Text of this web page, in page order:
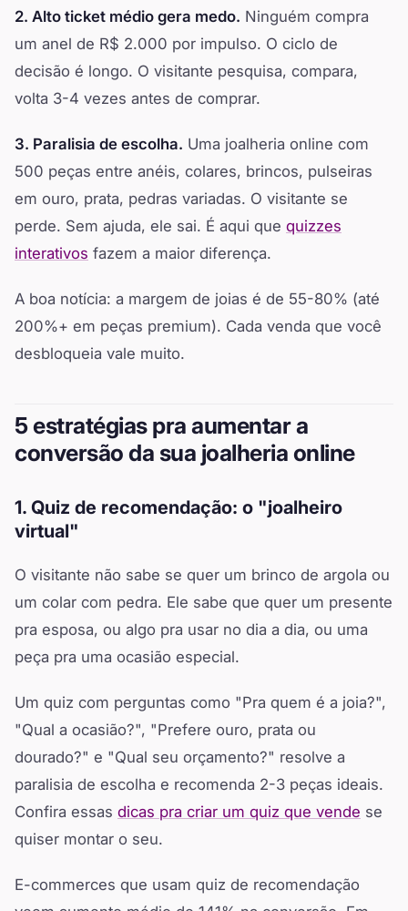
2. Alto ticket médio gera medo. Ninguém compra
um anel de R$ 2.000 por impulso. O ciclo de
decisão é longo. O visitante pesquisa, compara,
volta 3-4 vezes antes de comprar.
3. Paralisia de escolha. Uma joalheria online com
500 peças entre anéis, colares, brincos, pulseiras
em ouro, prata, pedras variadas. O visitante se
perde. Sem ajuda, ele sai. É aqui que quizzes
interativos fazem a maior diferença.
A boa notícia: a margem de joias é de 55-80% (até
200%+ em peças premium). Cada venda que você
desbloqueia vale muito.
5 estratégias pra aumentar a
conversão da sua joalheria online
1. Quiz de recomendação: o "joalheiro
virtual"
O visitante não sabe se quer um brinco de argola ou
um colar com pedra. Ele sabe que quer um presente
pra esposa, ou algo pra usar no dia a dia, ou uma
peça pra uma ocasião especial.
Um quiz com perguntas como "Pra quem é a joia?",
"Qual a ocasião?", "Prefere ouro, prata ou
dourado?" e "Qual seu orçamento?" resolve a
paralisia de escolha e recomenda 2-3 peças ideais.
Confira essas dicas pra criar um quiz que vende se
quiser montar o seu.
E-commerces que usam quiz de recomendação